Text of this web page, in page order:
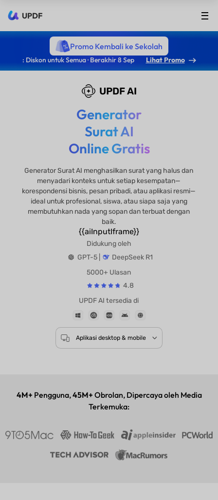
UPDF
Promo Kembali ke Sekolah
: Diskon untuk Semua · Berakhir 8 Sep Lihat Promo
UPDF AI
Generator
Surat AI
Online Gratis
Generator Surat AI menghasilkan surat yang halus dan
menyadari konteks untuk setiap kesempatan—
korespondensi bisnis, pesan pribadi, atau aplikasi resmi—
ideal untuk profesional, siswa, atau siapa saja yang
membutuhkan nada yang sopan dan terbuat dengan
baik.
{{aiInputIframe}}
Didukung oleh
UPDF AI tersedia di
4M+ Pengguna,45M+ Obrolan, Dipercaya oleh Media
Terkemuka: